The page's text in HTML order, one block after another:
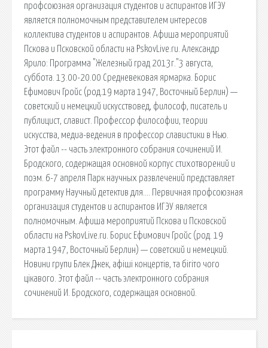
профсоюзная организация студентов и аспирантов ИГЭУ
является полномочным представителем интересов
коллектива студентов и аспирантов. Афиша мероприятий
Пскова и Псковской области на PskovLive.ru. Александр
Ярило: Программа "Железный град 2013г."3 августа,
суббота. 13.00-20.00 Средневековая ярмарка. Борис
Ефимович Гройс (род.19 марта 1947, Восточный Берлин) —
советский и немецкий искусствовед, философ, писатель и
публицист, славист. Профессор философии, теории
искусства, медиа-ведения в профессор славистики в Нью.
Этот файл -- часть электронного собрания сочинений И.
Бродского, содержащая основной корпус стихотворений и
поэм. 6-7 апреля Парк научных развлечений представляет
программу Научный детектив для…. Первичная профсоюзная
организация студентов и аспирантов ИГЭУ является
полномочным. Афиша мероприятий Пскова и Псковской
области на PskovLive.ru. Борис Ефимович Гройс (род. 19
марта 1947, Восточный Берлин) — советский и немецкий.
Новини групи Блек Джек, афіші концертів, та бігіто чого
цікавого. Этот файл -- часть электронного собрания
сочинений И. Бродского, содержащая основной.